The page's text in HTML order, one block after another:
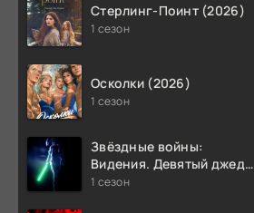
Стерлинг-Поинт (2026)
1 сезон
Осколки (2026)
1 сезон
Звёздные войны:
Видения. Девятый джедай
(2026)
1 сезон